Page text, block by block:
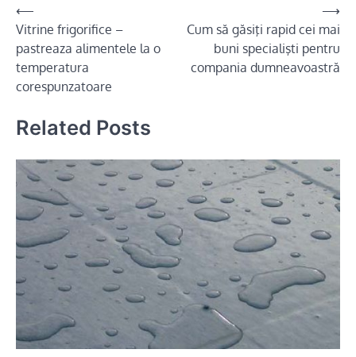
Post
navigation
⟵
Vitrine frigorifice –
pastreaza alimentele la o
temperatura
corespunzatoare
Cum să găsiţi rapid cei mai
buni specialişti pentru
compania dumneavoastră
⟶
Related Posts